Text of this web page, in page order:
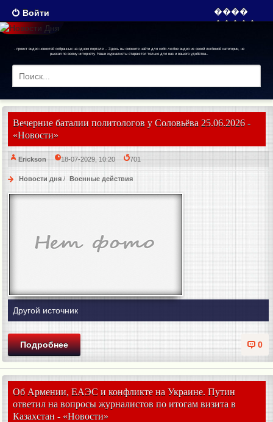
Войти
- проект видео новостей собранных на одном портале .. Здесь вы сможете найти для себя любое видео из своей любимой категории, не
рыская по всему интернету. Наши журналисты стараются только для вас и вашего удобства..
Вечерние баталии политологов у Соловьёва 25.06.2026 -
«Новости»
Erickson 18-07-2029, 10:20 701
Новости дня / Военные действия
Другой источник
0
Подробнее
Об Армении, ЕАЭС и конфликте на Украине. Путин
ответил на вопросы журналистов по итогам визита в
Казахстан - «Новости»